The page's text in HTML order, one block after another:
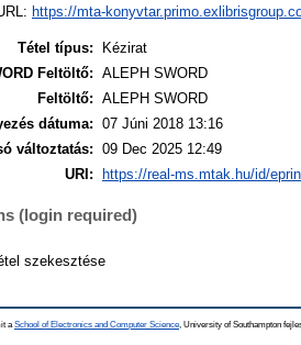
https://mta-
Tétel típus:
Kézirat
Feltöltő: ALEPH SWORD
Feltöltő: ALEPH SWORD
dátuma: 07 Júni 2018 13:16
változtatás:
09 Dec 2025 12:49
URI:
https://real-ms.mtak.hu/id/
(login required)
szekesztése
a School of Electronics and Computer Science , University of Southampton